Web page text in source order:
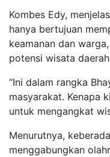
Kombes Edy,
hanya bertujuan
keamanan dan
potensi wisata
“Ini dalam rangka
masyarakat. Kenapa
untuk mengangkat
Menurutnya,
menggabungkan